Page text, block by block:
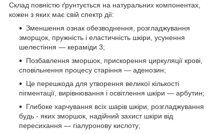
Склад повністю ґрунтується на натуральних компонентах,
кожен з яких має свій спектр дії:
Зменшення ознак обезводнення, розгладжування
зморщок, пружність і еластичність шкіри, усунення
шелестіння — кераміди 3;
Позбавлення зморшок, прискорення циркуляції крові,
сповільнення процесу старіння — аденозин;
Це перешкода для утворення великої кількості
пігментації, вирівнювання і освітлення шкіри — арбутин;
Глибоке харчування всіх шарів шкіри, розгладжування
будь - яких зморшок, надійний захист шкіри від
пересихання — гіалуронову кислоту;